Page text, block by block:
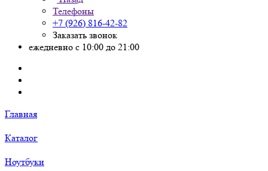
Телефоны
+7 (926) 816-42-82
Заказать звонок
ежедневно с 10:00 до 21:00
Главная
Каталог
Ноутбуки